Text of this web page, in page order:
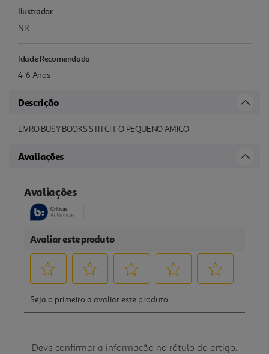
Ilustrador
NR.
Idade Recomendada
4-6 Anos
Descrição
LIVRO BUSY BOOKS STITCH: O PEQUENO AMIGO
Avaliações
Deve confirmar a informação no rótulo do artigo.